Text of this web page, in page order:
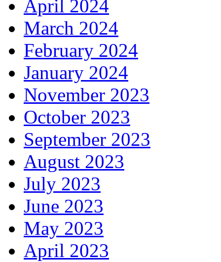
April 2024
March 2024
February 2024
January 2024
November 2023
October 2023
September 2023
August 2023
July 2023
June 2023
May 2023
April 2023